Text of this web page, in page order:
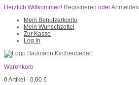
Herzlich Willkommen! Registrieren oderAnmelden
Mein Benutzerkonto
Mein Wunschzettel
Zur Kasse
Log In
Warenkorb
0Artikel - 0,00 €